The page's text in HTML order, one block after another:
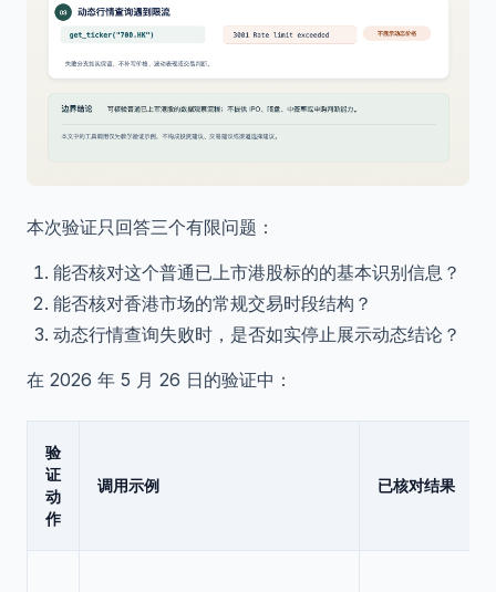
本次验证只回答三个有限问题：
能否核对这个普通已上市港股标的的基本识别信息？
能否核对香港市场的常规交易时段结构？
动态行情查询失败时，是否如实停止展示动态结论？
在 2026 年 5 月 26 日的验证中：
验
证
动
作
调用示例 已核对结果